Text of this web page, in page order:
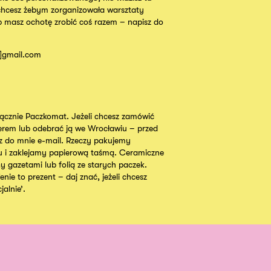
żebym zorganizowała warsztaty
masz ochotę zrobić coś razem – napisz do
Paczkomat. Jeżeli chcesz zamówić
lub odebrać ją we Wrocławiu – przed
do mnie e-mail. Rzeczy pakujemy
i zaklejamy papierową taśmą. Ceramiczne
gazetami lub folią ze starych paczek.
to prezent – daj znać, jeżeli chcesz